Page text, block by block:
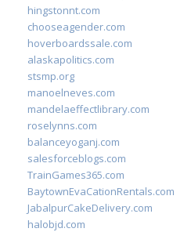
hingstonnt.com
chooseagender.com
hoverboardssale.com
alaskapolitics.com
stsmp.org
manoelneves.com
mandelaeffectlibrary.com
roselynns.com
balanceyoganj.com
salesforceblogs.com
TrainGames365.com
BaytownEvaCationRentals.com
JabalpurCakeDelivery.com
halobjd.com